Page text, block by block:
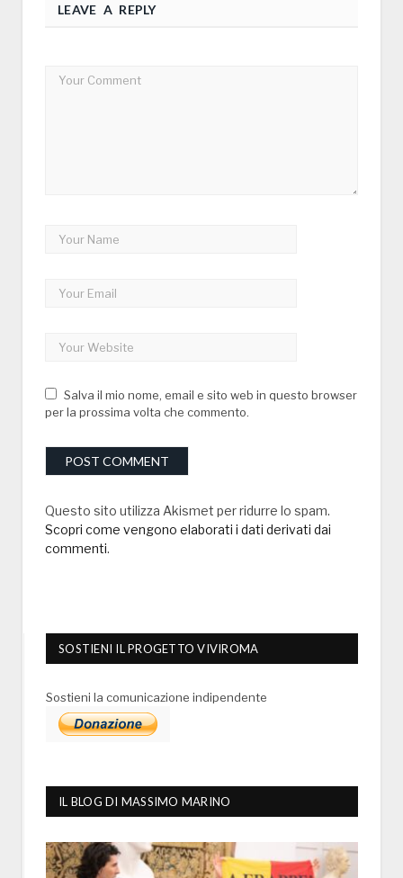
LEAVE A REPLY
Salva il mio nome, email e sito web in questo browser
per la prossima volta che commento.
Questo sito utilizza Akismet per ridurre lo spam.
Scopri come vengono elaborati i dati derivati dai
commenti.
SOSTIENI IL PROGETTO VIVIROMA
Sostieni la comunicazione indipendente
IL BLOG DI MASSIMO MARINO